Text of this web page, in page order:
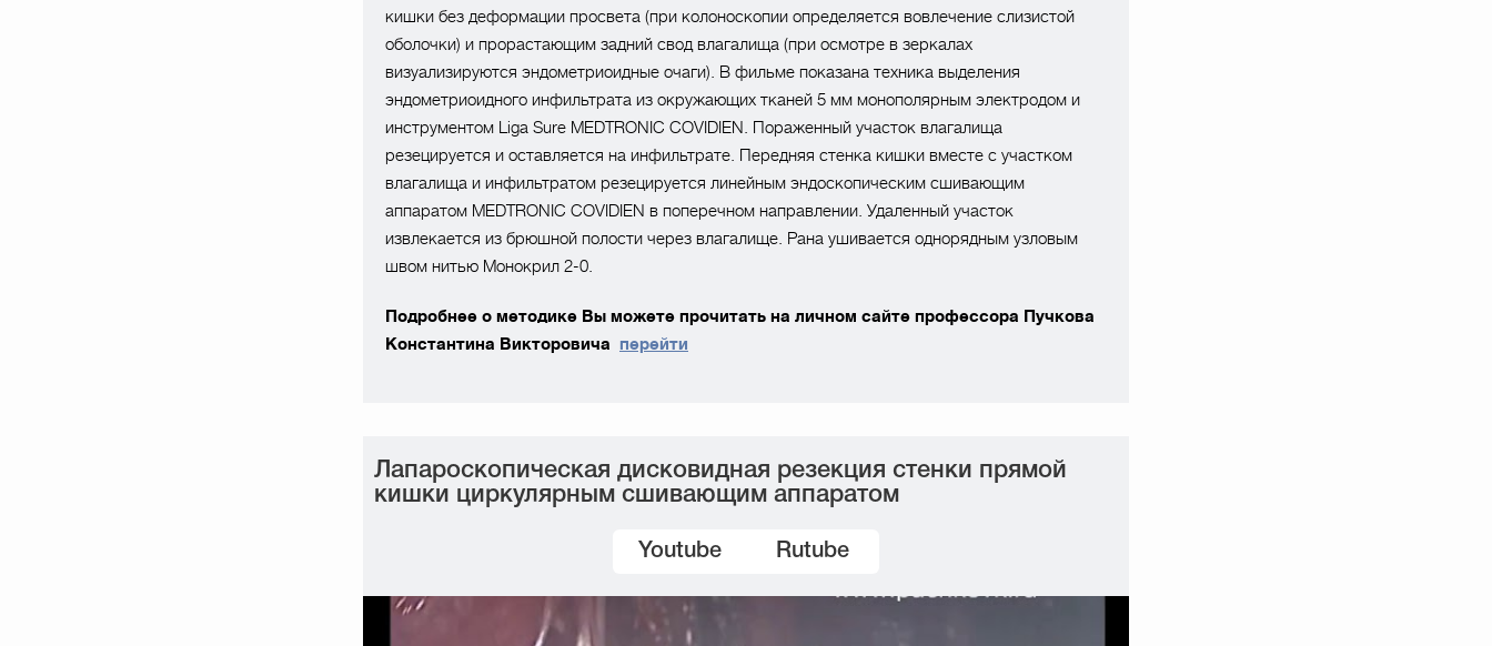
кишки без деформации просвета (при колоноскопии определяется вовлечение слизистой
оболочки) и прорастающим задний свод влагалища (при осмотре в зеркалах
визуализируются эндометриоидные очаги). В фильме показана техника выделения
эндометриоидного инфильтрата из окружающих тканей 5 мм монополярным электродом и
инструментом Liga Sure MEDTRONIC COVIDIEN. Пораженный участок влагалища
резецируется и оставляется на инфильтрате. Передняя стенка кишки вместе с участком
влагалища и инфильтратом резецируется линейным эндоскопическим сшивающим
аппаратом MEDTRONIC COVIDIEN в поперечном направлении. Удаленный участок
извлекается из брюшной полости через влагалище. Рана ушивается однорядным узловым
швом нитью Монокрил 2-0.
Подробнее о методике Вы можете прочитать на личном сайте профессора Пучкова
Константина Викторовича перейти
Лапароскопическая дисковидная резекция стенки прямой
кишки циркулярным сшивающим аппаратом
Youtube Rutube